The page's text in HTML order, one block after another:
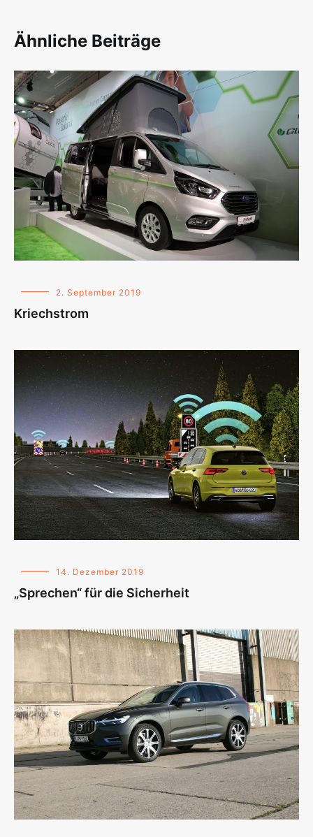
Ähnliche Beiträge
2. September 2019
Kriechstrom
14. Dezember 2019
„Sprechen“ für die Sicherheit